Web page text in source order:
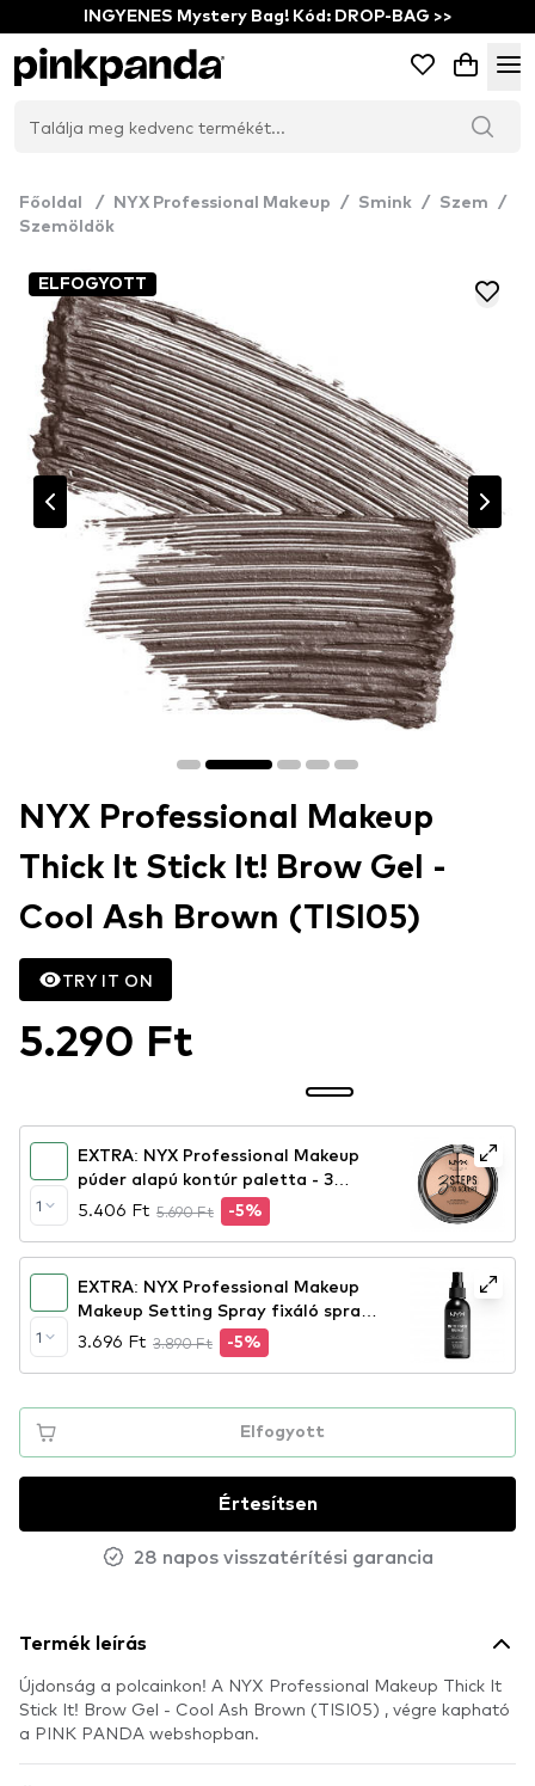
INGYENES Mystery Bag! Kód: DROP-BAG >>
Főoldal / NYX Professional Makeup / Smink / Szem
/
Szemöldök
ELFOGYOTT
NYX Professional Makeup
Thick It Stick It! Brow Gel -
Cool Ash Brown (TISI05)
TRY IT ON
5.290 Ft
1
EXTRA: NYX Professional Makeup
púder alapú kontúr paletta - 3
Steps To Sculpt Face Sculpting
Palette – Fair (3STS01)
5.406 Ft 5.690 Ft -5%
1
EXTRA: NYX Professional Makeup
Makeup Setting Spray fixáló spray
– Matte Finish
3.696 Ft 3.890 Ft -5%
Elfogyott
Értesítsen
28 napos visszatérítési garancia
Termék leírás
Újdonság a polcainkon! A NYX Professional Makeup Thick It
Stick It! Brow Gel - Cool Ash Brown (TISI05) , végre kapható
a PINK PANDA webshopban.